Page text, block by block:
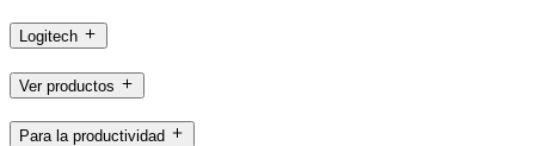
Logitech
Ver productos
Para la productividad